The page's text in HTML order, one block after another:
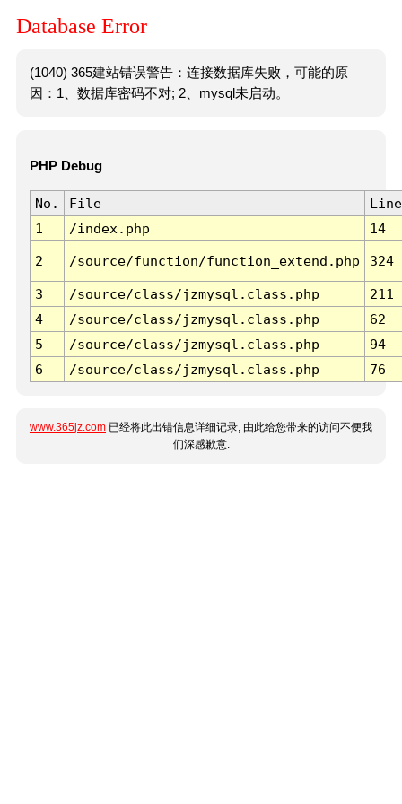
Database Error
(1040) 365建站错误警告：连接数据库失败，可能的原
因：1、数据库密码不对; 2、mysql未启动。
PHP Debug
No. File
Line
1
/index.php 14
2 /source/function/function_extend.php 324
3 /source/class/jzmysql.class.php
211
4
/source/class/jzmysql.class.php
62
5
/source/class/jzmysql.class.php
94
6
/source/class/jzmysql.class.php 76
www.365jz.com 已经将此出错信息详细记录, 由此给您带来的访问不便我
们深感歉意.